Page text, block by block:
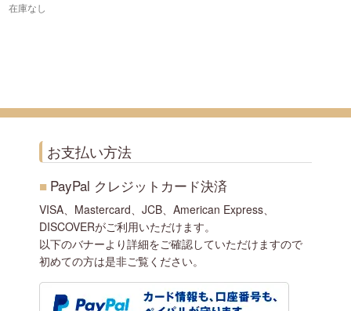
在庫なし
お支払い方法
■ PayPal クレジットカード決済
VISA、Mastercard、JCB、American Express、
DISCOVERがご利用いただけます。
以下のバナーより詳細をご確認していただけますので
初めての方は是非ご覧ください。